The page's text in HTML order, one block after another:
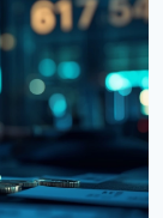
Act